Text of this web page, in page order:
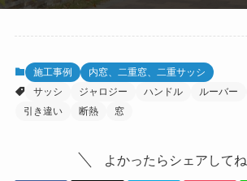
施工事例
内窓、二重窓、二重サッシ
サッシ
ジャロジー ハンドル ルーバー
引き違い
断熱 窓
よかったらシェアしてね